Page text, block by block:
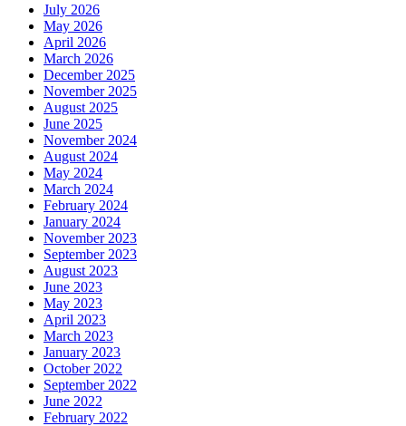
July 2026
May 2026
April 2026
March 2026
December 2025
November 2025
August 2025
June 2025
November 2024
August 2024
May 2024
March 2024
February 2024
January 2024
November 2023
September 2023
August 2023
June 2023
May 2023
April 2023
March 2023
January 2023
October 2022
September 2022
June 2022
February 2022